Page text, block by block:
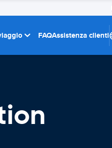
FAQAssistenza clienti